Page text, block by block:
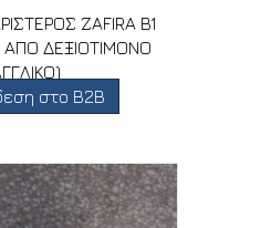
ZAFIRA B1
ΔΕΞΙΟΤΙΜΟΝΟ
στο B2B